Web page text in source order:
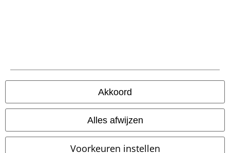
Akkoord
Alles afwijzen
Voorkeuren instellen
Bedrijfsgegevens